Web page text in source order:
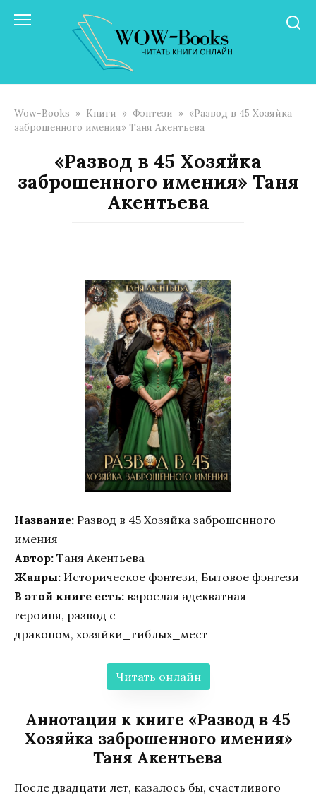
Wow-Books » Книги » Фэнтези » «Развод в 45 Хозяйка
заброшенного имения» Таня Акентьева
«Развод в 45 Хозяйка
заброшенного имения» Таня
Акентьева
Название: Развод в 45 Хозяйка заброшенного
имения
Автор: Таня Акентьева
Жанры: Историческое фэнтези, Бытовое фэнтези
В этой книге есть: взрослая адекватная
героиня, развод с
драконом, хозяйки_гиблых_мест
Читать онлайн
Аннотация к книге «Развод в 45
Хозяйка заброшенного имения»
Таня Акентьева
После двадцати лет, казалось бы, счастливого